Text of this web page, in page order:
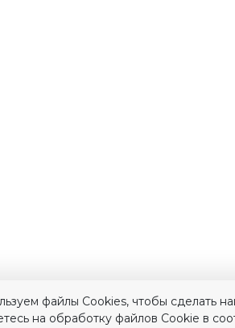
файлы Сookies, чтобы сделать
на обработку файлов Сookie в